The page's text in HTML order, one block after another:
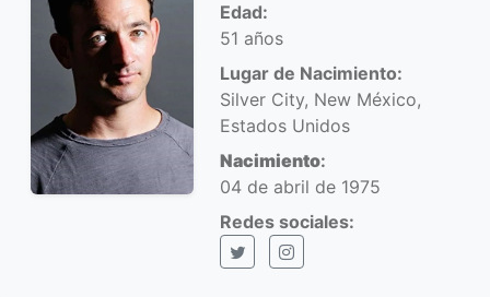
Edad:
51 años
Lugar de Nacimiento:
Silver City, New México,
Estados Unidos
Nacimiento:
04 de abril de 1975
Redes sociales:
X (Twitter)Instagram